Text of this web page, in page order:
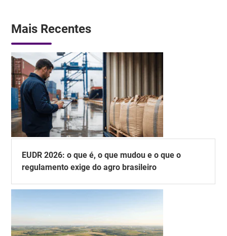
Mais Recentes
EUDR 2026: o que é, o que mudou e o que o
regulamento exige do agro brasileiro